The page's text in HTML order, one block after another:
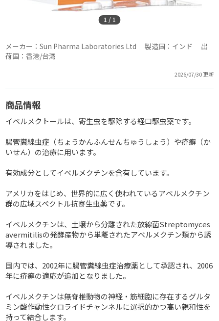
1 / 1
メーカー：Sun Pharma Laboratories Ltd 製造国：インド 出
荷国：香港/台湾
2026/07/30 更新
商品情報
イベルメクトールは、寄生虫を駆除する経口駆虫薬です。
腸管糞線虫症（ちょうかんふんせんちゅうしょう）や疥癬（か
いせん）の治療に用います。
有効成分としてイベルメクチンを含有しています。
アメリカをはじめ、世界的に広く使われているアベルメクチン
群の広域スペクトル抗寄生虫薬です。
イベルメクチンは、土壌から分離された放線菌Streptomyces
avermitilisの発酵産物から単離されたアベルメクチン類から誘
導されました。
国内では、2002年に腸管糞線虫症治療薬として承認され、2006
年に疥癬の適応が追加となりました。
イベルメクチンは無脊椎動物の神経・筋細胞に存在するグルタ
ミン酸作動性クロライドチャンネルに選択的かつ高い親和性を
持って結合します。